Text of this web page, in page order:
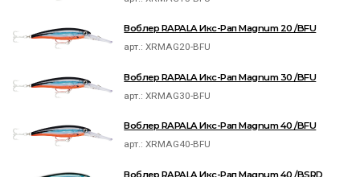
Воблер RAPALA Икс-Рап Magnum 20 /BFU
арт.:XRMAG20-BFU
Воблер RAPALA Икс-Рап Magnum 30 /BFU
арт.:XRMAG30-BFU
Воблер RAPALA Икс-Рап Magnum 40 /BFU
арт.:XRMAG40-BFU
Воблер RAPALA Икс-Рап Magnum 40 /BSRD